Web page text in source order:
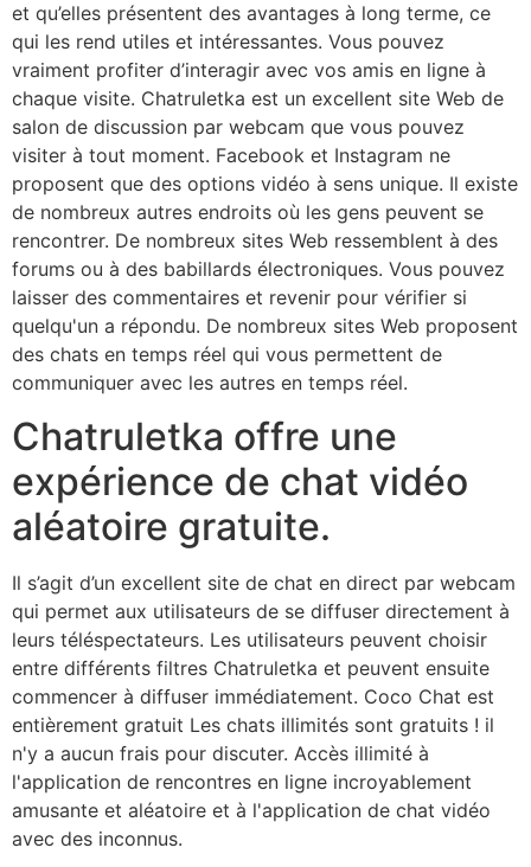
et qu’elles présentent des avantages à long terme, ce
qui les rend utiles et intéressantes. Vous pouvez
vraiment profiter d’interagir avec vos amis en ligne à
chaque visite. Chatruletka est un excellent site Web de
salon de discussion par webcam que vous pouvez
visiter à tout moment. Facebook et Instagram ne
proposent que des options vidéo à sens unique. Il existe
de nombreux autres endroits où les gens peuvent se
rencontrer. De nombreux sites Web ressemblent à des
forums ou à des babillards électroniques. Vous pouvez
laisser des commentaires et revenir pour vérifier si
quelqu'un a répondu. De nombreux sites Web proposent
des chats en temps réel qui vous permettent de
communiquer avec les autres en temps réel.
Chatruletka offre une
expérience de chat vidéo
aléatoire gratuite.
Il s’agit d’un excellent site de chat en direct par webcam
qui permet aux utilisateurs de se diffuser directement à
leurs téléspectateurs. Les utilisateurs peuvent choisir
entre différents filtres Chatruletka et peuvent ensuite
commencer à diffuser immédiatement. Coco Chat est
entièrement gratuit Les chats illimités sont gratuits ! il
n'y a aucun frais pour discuter. Accès illimité à
l'application de rencontres en ligne incroyablement
amusante et aléatoire et à l'application de chat vidéo
avec des inconnus.